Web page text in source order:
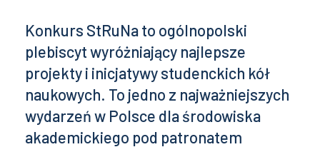
Konkurs StRuNa to ogólnopolski
plebiscyt wyróżniający najlepsze
projekty i inicjatywy studenckich kół
naukowych. To jedno z najważniejszych
wydarzeń w Polsce dla środowiska
akademickiego pod patronatem